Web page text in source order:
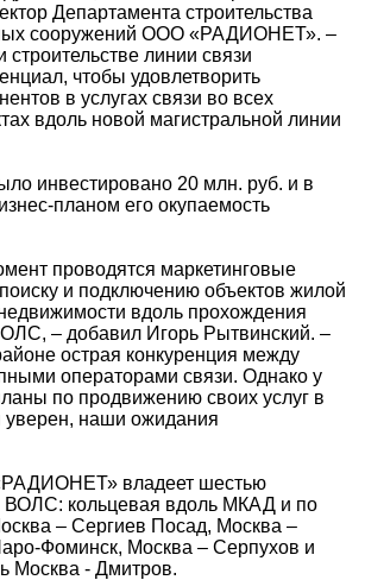
Департамента строительства
сооружений ООО «РАДИОНЕТ». –
линии связи
чтобы удовлетворить
в услугах связи во всех
вдоль новой магистральной линии
инвестировано 20 млн. руб. и в
планом его окупаемость
проводятся маркетинговые
и подключению объектов жилой
вдоль прохождения
– добавил Игорь Рытвинский. –
острая конкуренция между
операторами связи. Однако у
по продвижению своих услуг в
уверен, наши ожидания
владеет шестью
ВОЛС: кольцевая вдоль МКАД и по
– Сергиев Посад, Москва –
Фоминск, Москва – Серпухов и
Москва - Дмитров.